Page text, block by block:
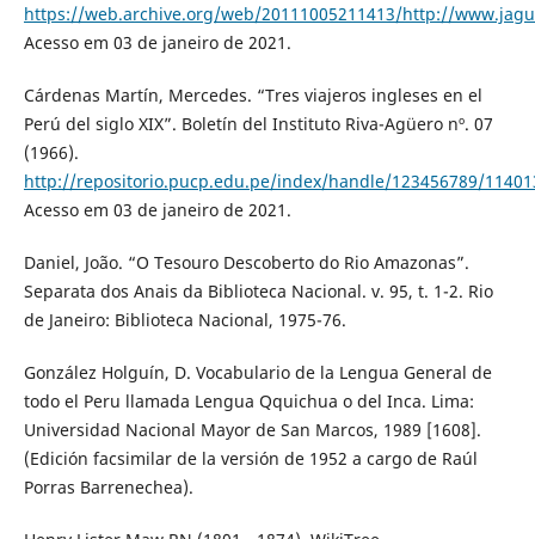
https://web.archive.org/web/20111005211413/http://
Acesso em 03 de janeiro de 2021.
Cárdenas Martín, Mercedes. “Tres viajeros ingleses en el
Perú del siglo XIX”. Boletín del Instituto Riva-Agüero nº. 07
(1966).
http://repositorio.pucp.edu.pe/index/handle/123456789/
Acesso em 03 de janeiro de 2021.
Daniel, João. “O Tesouro Descoberto do Rio Amazonas”.
Separata dos Anais da Biblioteca Nacional. v. 95, t. 1-2. Rio
de Janeiro: Biblioteca Nacional, 1975-76.
González Holguín, D. Vocabulario de la Lengua General de
todo el Peru llamada Lengua Qquichua o del Inca. Lima:
Universidad Nacional Mayor de San Marcos, 1989 [1608].
(Edición facsimilar de la versión de 1952 a cargo de Raúl
Porras Barrenechea).